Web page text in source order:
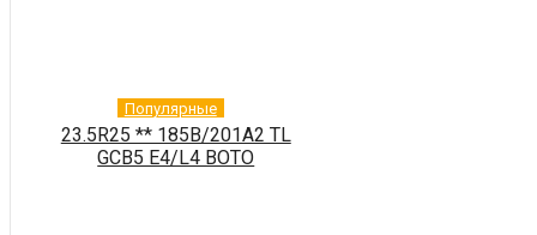
Популярные
23.5R25 ** 185B/201A2 TL
GCB5 E4/L4 BOTO